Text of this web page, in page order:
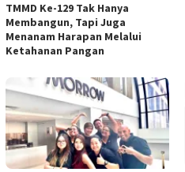
TMMD Ke-129 Tak Hanya
Membangun, Tapi Juga
Menanam Harapan Melalui
Ketahanan Pangan